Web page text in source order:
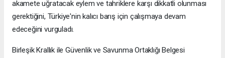
akamete uğratacak eylem ve tahriklere karşı dikkatli olunması
gerektiğini, Türkiye'nin kalıcı barış için çalışmaya devam
edeceğini vurguladı.
Birleşik Krallık ile Güvenlik ve Savunma Ortaklığı Belgesi